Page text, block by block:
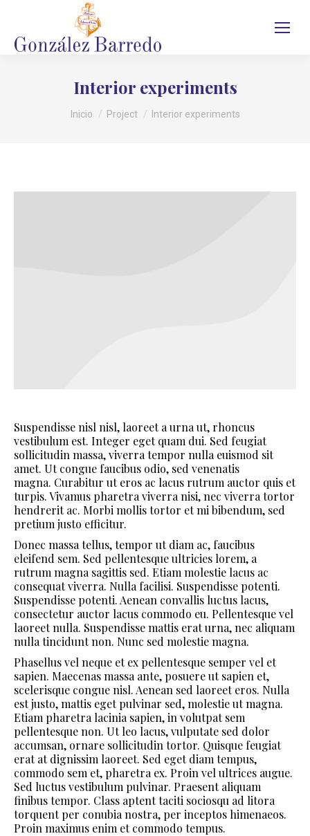
Interior experiments
Inicio Project Interior experiments
Suspendisse nisl nisl, laoreet a urna ut, rhoncus
vestibulum est. Integer eget quam dui. Sed feugiat
sollicitudin massa, viverra tempor nulla euismod sit
amet. Ut congue faucibus odio, sed venenatis
magna. Curabitur ut eros ac lacus rutrum auctor quis et
turpis. Vivamus pharetra viverra nisi, nec viverra tortor
hendrerit ac. Morbi mollis tortor et mi bibendum, sed
pretium justo efficitur.
Donec massa tellus, tempor ut diam ac, faucibus
eleifend sem. Sed pellentesque ultricies lorem, a
rutrum magna sagittis sed. Etiam molestie lacus ac
consequat viverra. Nulla facilisi. Suspendisse potenti.
Suspendisse potenti. Aenean convallis luctus lacus,
consectetur auctor lacus commodo eu. Pellentesque vel
laoreet nulla. Suspendisse mattis erat urna, nec aliquam
nulla tincidunt non. Nunc sed molestie magna.
Phasellus vel neque et ex pellentesque semper vel et
sapien. Maecenas massa ante, posuere ut sapien et,
scelerisque congue nisl. Aenean sed laoreet eros. Nulla
est justo, mattis eget pulvinar sed, molestie ut magna.
Etiam pharetra lacinia sapien, in volutpat sem
pellentesque non. Ut leo lacus, vulputate sed dolor
accumsan, ornare sollicitudin tortor. Quisque feugiat
erat at dignissim laoreet. Sed eget diam tempus,
commodo sem et, pharetra ex. Proin vel ultrices augue.
Sed luctus vestibulum pulvinar. Praesent aliquam
finibus tempor. Class aptent taciti sociosqu ad litora
torquent per conubia nostra, per inceptos himenaeos.
Proin maximus enim et commodo tempus.